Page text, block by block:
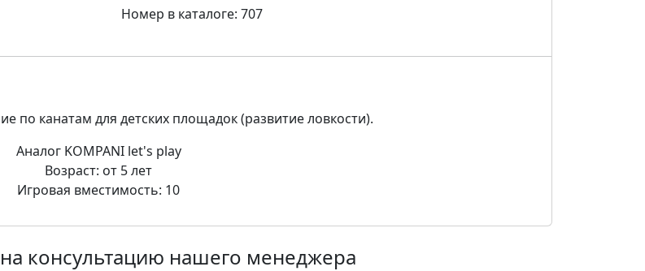
Номер в каталоге: 707
по канатам для детских площадок (развитие ловкости).
Аналог KOMPANI let's play
Возраст: от 5 лет
Игровая вместимость: 10
на консультацию нашего менеджера